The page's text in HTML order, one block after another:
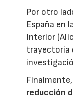
Por otro
España en
Interior
trayectoria
reducción